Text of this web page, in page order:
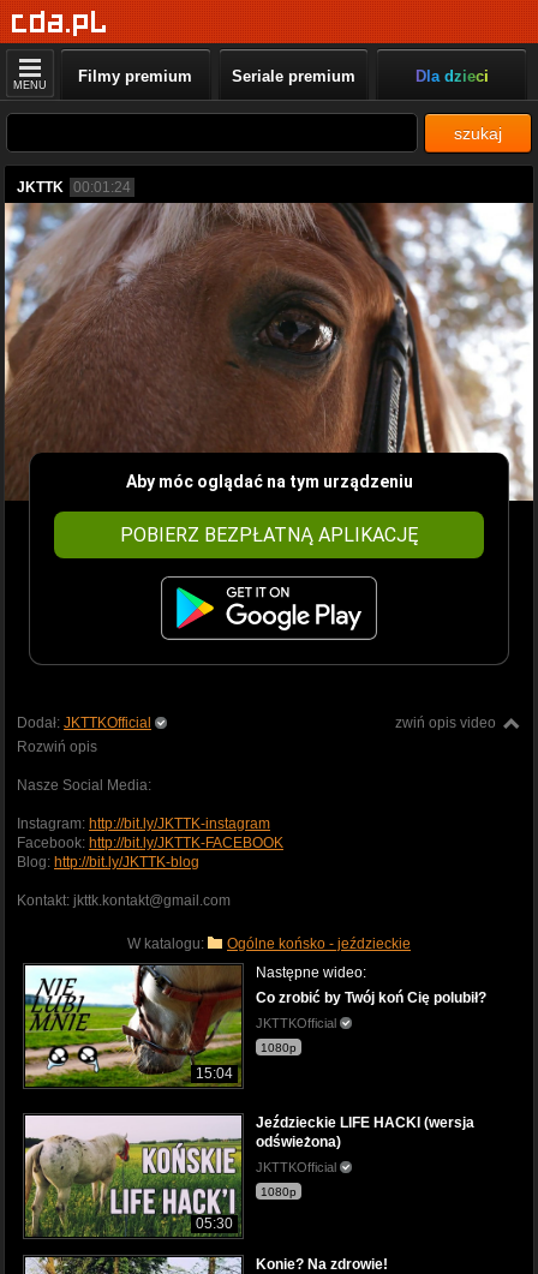
MENU Filmy premium Seriale premium Dla dzieci
szukaj
JKTTK 00:01:24
Aby móc oglądać na tym urządzeniu
POBIERZ BEZPŁATNĄ APLIKACJĘ
zwiń opis video
Dodał: JKTTKOfficial
Rozwiń opis
Nasze Social Media:
Instagram: http://bit.ly/JKTTK-instagram
Facebook: http://bit.ly/JKTTK-FACEBOOK
Blog: http://bit.ly/JKTTK-blog
Kontakt: jkttk.kontakt@gmail.com
W katalogu: Ogólne końsko - jeździeckie
15:04
Następne wideo:
Co zrobić by Twój koń Cię polubił?
JKTTKOfficial
1080p
05:30
Jeździeckie LIFE HACKI (wersja
odświeżona)
JKTTKOfficial
1080p
Konie? Na zdrowie!